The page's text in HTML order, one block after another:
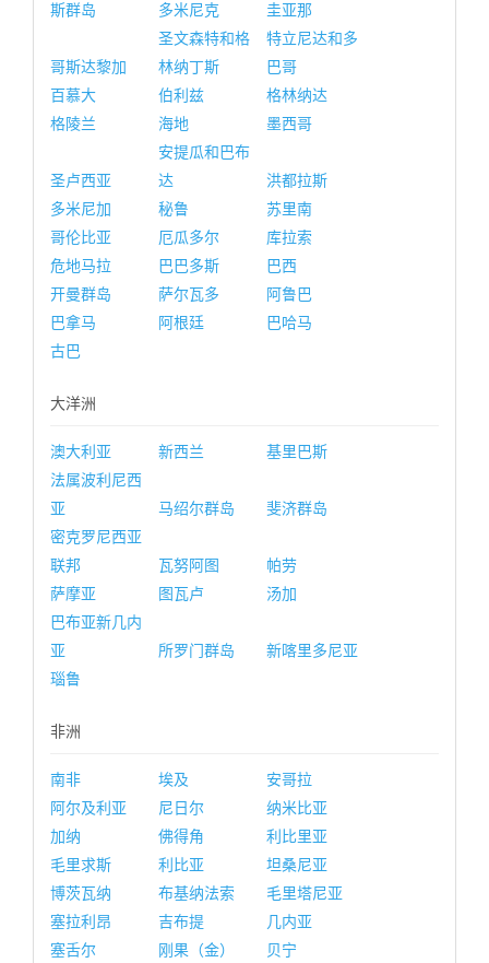
斯群岛
多米尼克 圭亚那
哥斯达黎加
圣文森特和格
林纳丁斯
特立尼达和多
巴哥
百慕大
伯利兹
格林纳达
格陵兰
海地 墨西哥
圣卢西亚
安提瓜和巴布
达
洪都拉斯
多米尼加
秘鲁
苏里南
哥伦比亚
厄瓜多尔
库拉索
危地马拉
巴巴多斯
巴西
开曼群岛
萨尔瓦多
阿鲁巴
巴拿马
阿根廷
巴哈马
古巴
大洋洲
澳大利亚 新西兰
基里巴斯
法属波利尼西
亚
马绍尔群岛
斐济群岛
密克罗尼西亚
联邦
瓦努阿图
帕劳
萨摩亚
图瓦卢
汤加
巴布亚新几内
亚
所罗门群岛
新喀里多尼亚
瑙鲁
非洲
南非 埃及
安哥拉
阿尔及利亚
尼日尔
纳米比亚
加纳
佛得角
利比里亚
毛里求斯
利比亚
坦桑尼亚
博茨瓦纳
布基纳法索
毛里塔尼亚
塞拉利昂
吉布提
几内亚
塞舌尔
刚果（金） 贝宁